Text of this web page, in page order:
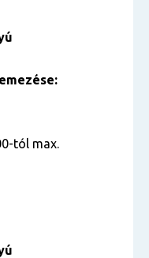
tól max.